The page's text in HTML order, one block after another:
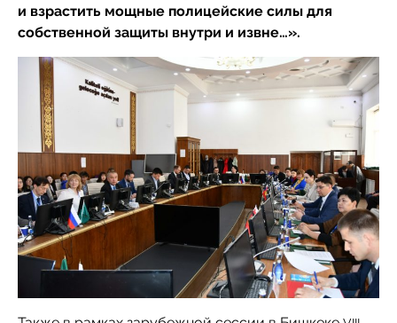
и взрастить мощные полицейские силы для
собственной защиты внутри и извне…».